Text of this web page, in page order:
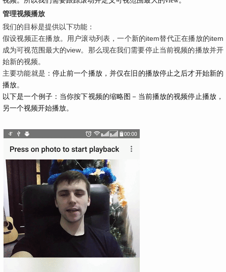
管理视频播放
我们的目标是提供以下功能：
假设视频正在播放。用户滚动列表，一个新的item替代正在播放的item
成为可视范围最大的view。那么现在我们需要停止当前视频的播放并开
始新的视频。
主要功能就是： 停止前一个播放，并仅在旧的播放停止之后才开始新的
播放。
以下是一个例子：当你按下视频的缩略图－当前播放的视频停止播放，
另一个视频开始播放。